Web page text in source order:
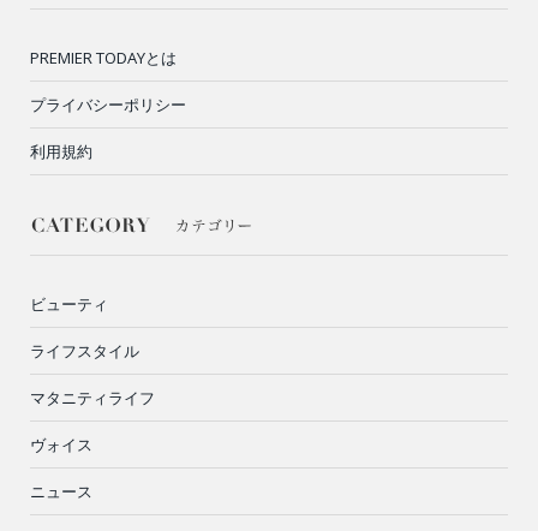
PREMIER TODAYとは
プライバシーポリシー
利用規約
ビューティ
ライフスタイル
マタニティライフ
ヴォイス
ニュース